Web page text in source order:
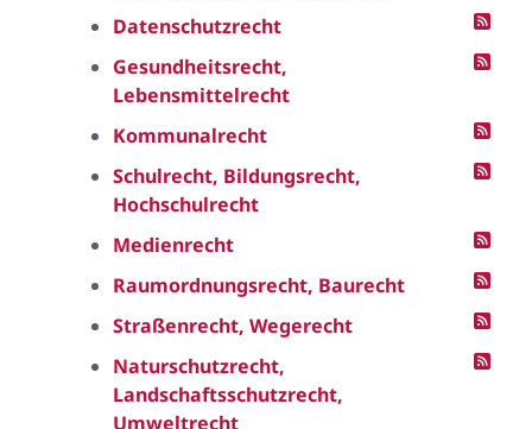
Datenschutzrecht
Gesundheitsrecht,
Lebensmittelrecht
Kommunalrecht
Schulrecht, Bildungsrecht,
Hochschulrecht
Medienrecht
Raumordnungsrecht, Baurecht
Straßenrecht, Wegerecht
Naturschutzrecht,
Landschaftsschutzrecht,
Umweltrecht